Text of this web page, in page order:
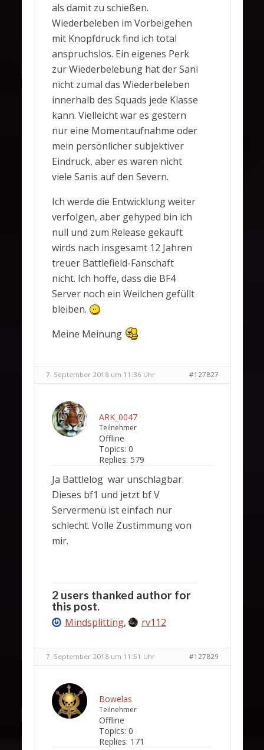
als damit zu schießen.
Wiederbeleben im Vorbeigehen
mit Knopfdruck find ich total
anspruchslos. Ein eigenes Perk
zur Wiederbelebung hat der Sani
nicht zumal das Wiederbeleben
innerhalb des Squads jede Klasse
kann. Vielleicht war es gestern
nur eine Momentaufnahme oder
mein persönlicher subjektiver
Eindruck, aber es waren nicht
viele Sanis auf den Severn.
Ich werde die Entwicklung weiter
verfolgen, aber gehyped bin ich
null und zum Release gekauft
wirds nach insgesamt 12 Jahren
treuer Battlefield-Fanschaft
nicht. Ich hoffe, dass die BF4
Server noch ein Weilchen gefüllt
bleiben.
Meine Meinung
7. September 2018 um 11:36 Uhr #127827
ARK_0047
Teilnehmer
Offline
Topics: 0
Replies: 579
Ja Battlelog war unschlagbar.
Dieses bf1 und jetzt bf V
Servermenü ist einfach nur
schlecht. Volle Zustimmung von
mir.
2 users thanked author for
this post.
Mindsplitting, rv112
7. September 2018 um 11:51 Uhr #127829
Bowelas
Teilnehmer
Offline
Topics: 0
Replies: 171